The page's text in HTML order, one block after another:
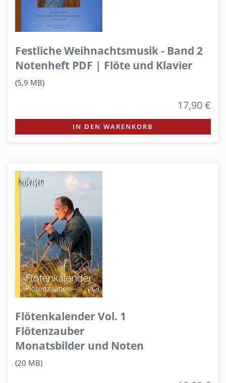
Festliche Weihnachtsmusik - Band 2
Notenheft PDF | Flöte und Klavier
(5,9 MB)
17,90 €
IN DEN WARENKORB
Flötenkalender Vol. 1
Flötenzauber
Monatsbilder und Noten
(20 MB)